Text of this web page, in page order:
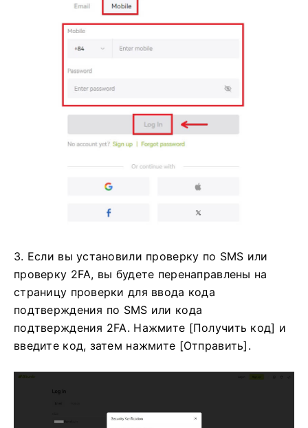
3. Если вы установили проверку по SMS или
проверку 2FA, вы будете перенаправлены на
страницу проверки для ввода кода
подтверждения по SMS или кода
подтверждения 2FA. Нажмите [Получить код] и
введите код, затем нажмите [Отправить].